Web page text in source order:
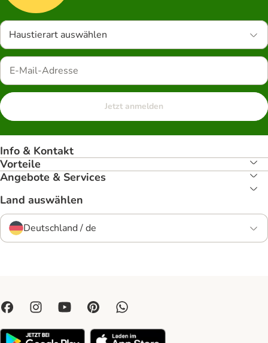
Haustierart auswählen
Jetzt anmelden
Info & Kontakt
Vorteile
Angebote & Services
Land auswählen
Deutschland / de